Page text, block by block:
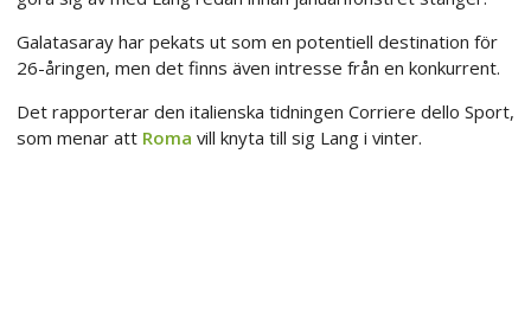
Galatasaray har pekats ut som en potentiell destination för
26-åringen, men det finns även intresse från en konkurrent.
Det rapporterar den italienska tidningen Corriere dello Sport,
som menar att Roma vill knyta till sig Lang i vinter.